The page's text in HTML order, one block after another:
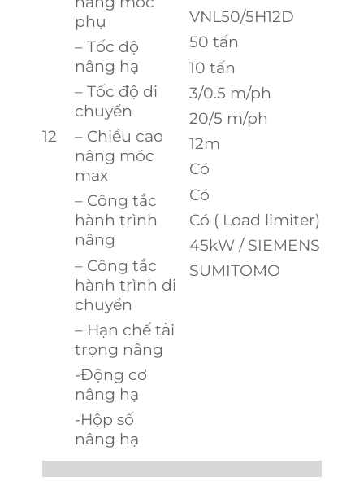
12
phụ
– Tốc độ
nâng hạ
– Tốc độ di
chuyển
– Chiều cao
nâng móc
max
– Công tắc
hành trình
nâng
– Công tắc
hành trình di
chuyển
– Hạn chế tải
trọng nâng
-Động cơ
nâng hạ
-Hộp số
nâng hạ
VNL50/5H12D
50 tấn
10 tấn
3/0.5 m/ph
20/5 m/ph
12m
Có
Có
Có ( Load limiter)
45kW / SIEMENS
SUMITOMO